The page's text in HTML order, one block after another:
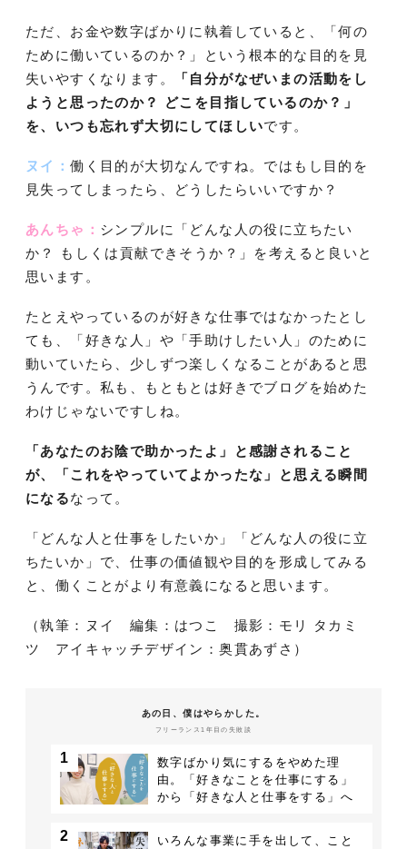
ただ、お金や数字ばかりに執着していると、「何の
ために働いているのか？」という根本的な目的を見
失いやすくなります。
「自分がなぜいまの活動をし
ようと思ったのか？ どこを目指しているのか？」
を、いつも忘れず大切にしてほしいです。
ヌイ：働く目的が大切なんですね。ではもし目的を
見失ってしまったら、どうしたらいいですか？
あんちゃ： シンプルに「どんな人の役に立ちたい
か？ もしくは貢献できそうか？」を考えると良いと
思います。
たとえやっているのが好きな仕事ではなかったとし
ても、「好きな人」や「手助けしたい人」のために
動いていたら、少しずつ楽しくなることがあると思
うんです。私も、もともとは好きでブログを始めた
わけじゃないですしね。
「あなたのお陰で助かったよ」と感謝されること
が、「これをやっていてよかったな」と思える瞬間
になるなって。
「どんな人と仕事をしたいか」「どんな人の役に立
ちたいか」で、仕事の価値観や目的を形成してみる
と、働くことがより有意義になると思います。
（執筆：ヌイ 編集：はつこ 撮影：モリ タカミ
ツ アイキャッチデザイン：奥貫あずさ）
あの日、僕はやらかした。
フリーランス1年目の失敗談
1
数字ばかり気にするをやめた理
由。「好きなことを仕事にする」
から「好きな人と仕事をする」へ
2
いろんな事業に手を出して、こと